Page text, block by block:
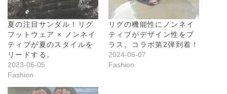
夏の注目サンダル！リグ
フットウェア × ノンネイ
ティブが夏のスタイルを
リードする。
2023-06-05
Fashion
リグの機能性にノンネイ
ティブがデザイン性をプ
ラス。コラボ第2弾到着！
2024-06-07
Fashion